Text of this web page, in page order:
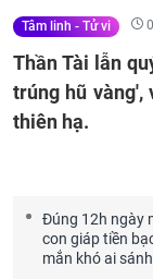
Tâm linh - Tử vi
Thần Tài lẫn
trúng hũ vàng',
thiên hạ.
Đúng 12h ngày
con giáp tiền
mắn khó ai